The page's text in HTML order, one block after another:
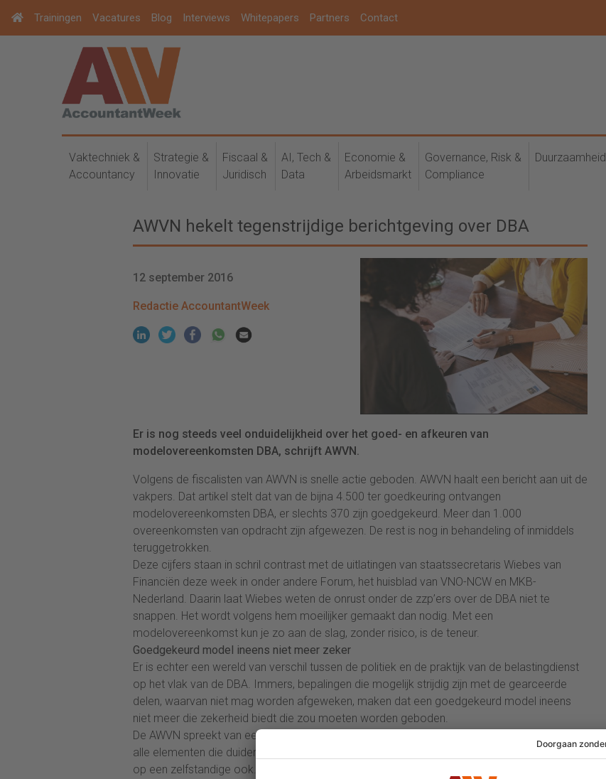
Trainingen Vacatures Blog Interviews Whitepapers Partners Contact
Vaktechniek &
Accountancy
Strategie &
Innovatie
Fiscaal &
Juridisch
AI, Tech &
Data
Economie &
Arbeidsmarkt
Governance, Risk &
Compliance
Duurzaamheid
AWVN hekelt tegenstrijdige berichtgeving over DBA
12 september 2016
Redactie AccountantWeek
Er is nog steeds veel onduidelijkheid over het goed- en afkeuren van
modelovereenkomsten DBA, schrijft AWVN.
Volgens de fiscalisten van AWVN is snelle actie geboden. AWVN haalt een bericht aan uit de
vakpers. Dat artikel stelt dat van de bijna 4.500 ter goedkeuring ontvangen
modelovereenkomsten DBA, er slechts 370 zijn goedgekeurd. Meer dan 1.000
overeenkomsten van opdracht zijn afgewezen. De rest is nog in behandeling of inmiddels
teruggetrokken.
Deze cijfers staan in schril contrast met de uitlatingen van staatssecretaris Wiebes van
Financiën deze week in onder andere Forum, het huisblad van VNO-NCW en MKB-
Nederland. Daarin laat Wiebes weten de onrust onder de zzp’ers over de DBA niet te
snappen. Het wordt volgens hem moeilijker gemaakt dan nodig. Met een
modelovereenkomst kun je zo aan de slag, zonder risico, is de teneur.
Goedgekeurd model ineens niet meer zeker
Er is echter een wereld van verschil tussen de politiek en de praktijk van de belastingdienst
op het vlak van de DBA. Immers, bepalingen die mogelijk strijdig zijn met de gearceerde
delen, waarvan niet mag worden afgeweken, maken dat een goedgekeurd model ineens
niet meer die zekerheid biedt die zou moeten worden geboden.
De AWVN spreekt van een ‘holistische benadering van de belastingdienst’. Daarin worden
alle elementen die duiden op een dienstbetrekking gewogen en alle elementen die duiden
op een zelfstandige ook.